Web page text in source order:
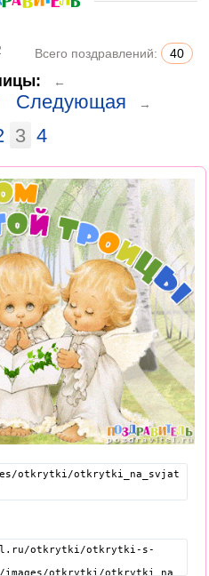
Всего поздравлений: 40
←
Следующая →
3 4